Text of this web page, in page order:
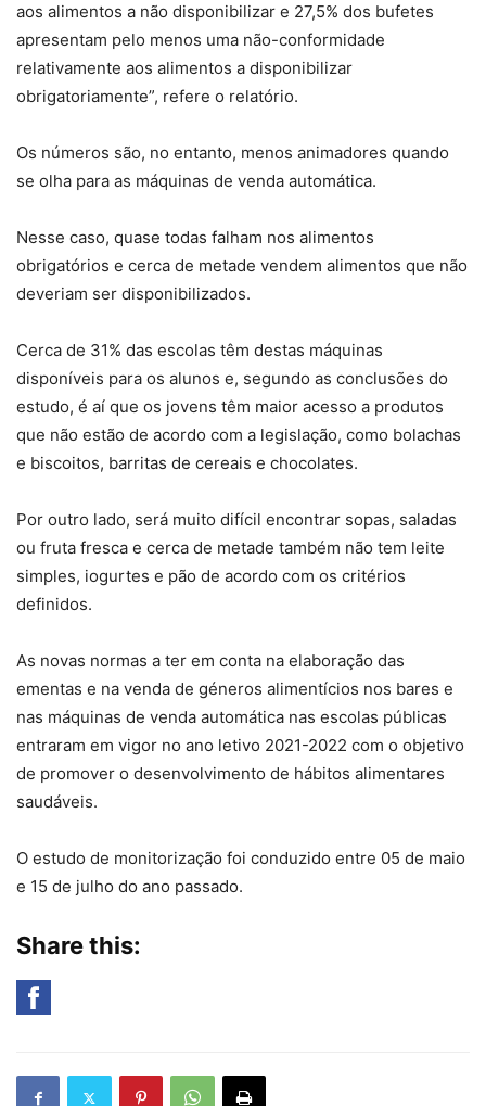
aos alimentos a não disponibilizar e 27,5% dos bufetes
apresentam pelo menos uma não-conformidade
relativamente aos alimentos a disponibilizar
obrigatoriamente”, refere o relatório.
Os números são, no entanto, menos animadores quando
se olha para as máquinas de venda automática.
Nesse caso, quase todas falham nos alimentos
obrigatórios e cerca de metade vendem alimentos que não
deveriam ser disponibilizados.
Cerca de 31% das escolas têm destas máquinas
disponíveis para os alunos e, segundo as conclusões do
estudo, é aí que os jovens têm maior acesso a produtos
que não estão de acordo com a legislação, como bolachas
e biscoitos, barritas de cereais e chocolates.
Por outro lado, será muito difícil encontrar sopas, saladas
ou fruta fresca e cerca de metade também não tem leite
simples, iogurtes e pão de acordo com os critérios
definidos.
As novas normas a ter em conta na elaboração das
ementas e na venda de géneros alimentícios nos bares e
nas máquinas de venda automática nas escolas públicas
entraram em vigor no ano letivo 2021-2022 com o objetivo
de promover o desenvolvimento de hábitos alimentares
saudáveis.
O estudo de monitorização foi conduzido entre 05 de maio
e 15 de julho do ano passado.
Share this: